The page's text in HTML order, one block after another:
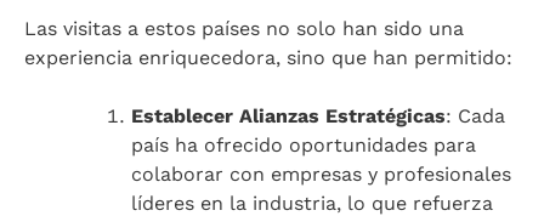
Las visitas a estos países no solo han sido una
experiencia enriquecedora, sino que han permitido:
Establecer Alianzas Estratégicas: Cada
país ha ofrecido oportunidades para
colaborar con empresas y profesionales
líderes en la industria, lo que refuerza